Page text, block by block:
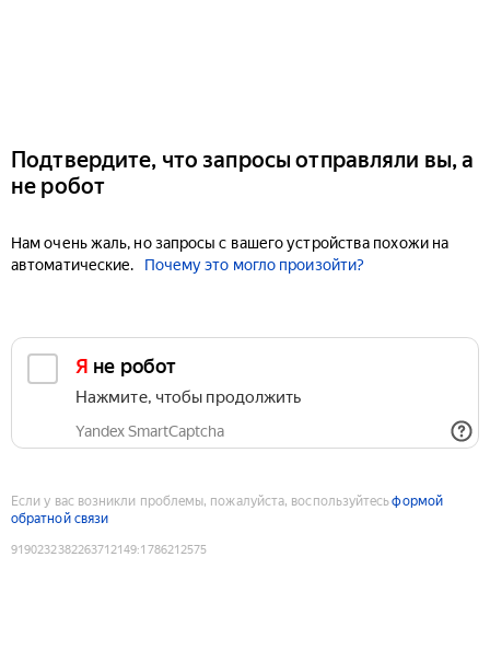
Подтвердите, что запросы отправляли вы, а
не робот
Нам очень жаль, но запросы с вашего устройства похожи на
автоматические.
Почему это могло произойти?
Я не робот
Нажмите, чтобы продолжить
Yandex SmartCaptcha
Если у вас возникли проблемы, пожалуйста, воспользуйтесьформой
обратной связи
9190232382263712149:1786212575